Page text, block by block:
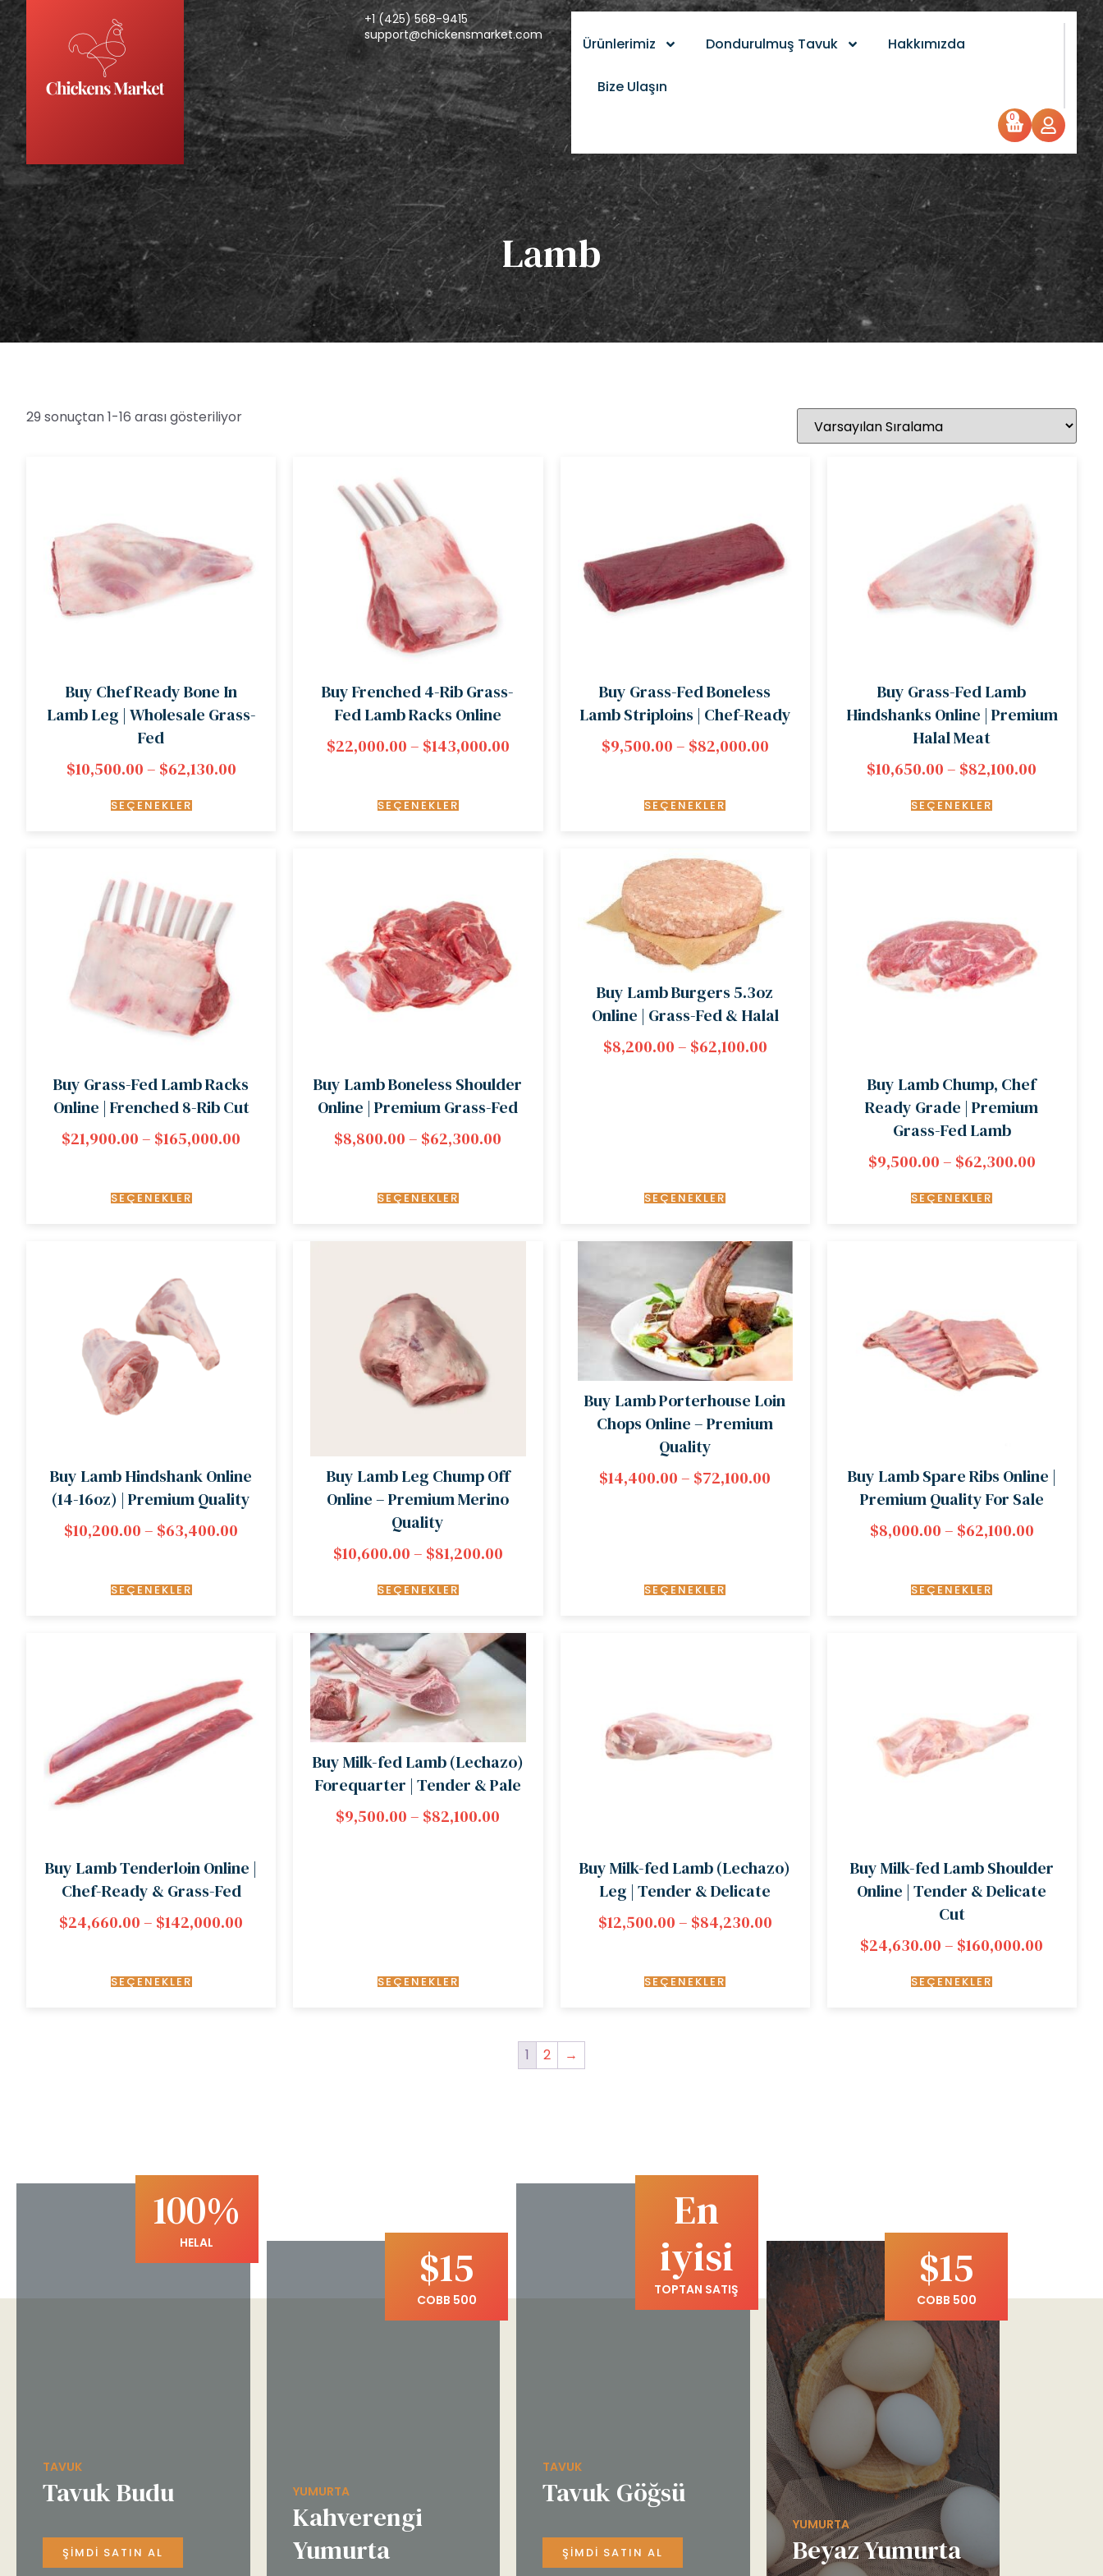
+1 (425) 568-9415
support@chickensmarket.com
Ürünlerimiz Dondurulmuş Tavuk Hakkımızda
Bize Ulaşın
0
Lamb
29 sonuçtan 1-16 arası gösteriliyor
Buy Chef Ready Bone In
Lamb Leg | Wholesale Grass-
Fed
$10,500.00– $62,130.00
SEÇENEKLER
Buy Frenched 4-Rib Grass-
Fed Lamb Racks Online
$22,000.00– $143,000.00
SEÇENEKLER
Buy Grass-Fed Boneless
Lamb Striploins | Chef-Ready
$9,500.00– $82,000.00
SEÇENEKLER
Buy Grass-Fed Lamb
Hindshanks Online | Premium
Halal Meat
$10,650.00– $82,100.00
SEÇENEKLER
Buy Grass-Fed Lamb Racks
Online | Frenched 8-Rib Cut
$21,900.00– $165,000.00
SEÇENEKLER
Buy Lamb Boneless Shoulder
Online | Premium Grass-Fed
$8,800.00– $62,300.00
SEÇENEKLER
Buy Lamb Burgers 5.3oz
Online | Grass-Fed & Halal
$8,200.00– $62,100.00
SEÇENEKLER
Buy Lamb Chump, Chef
Ready Grade | Premium
Grass-Fed Lamb
$9,500.00– $62,300.00
SEÇENEKLER
Buy Lamb Hindshank Online
(14-16oz) | Premium Quality
$10,200.00– $63,400.00
SEÇENEKLER
Buy Lamb Leg Chump Off
Online – Premium Merino
Quality
$10,600.00– $81,200.00
SEÇENEKLER
Buy Lamb Porterhouse Loin
Chops Online – Premium
Quality
$14,400.00– $72,100.00
SEÇENEKLER
Buy Lamb Spare Ribs Online |
Premium Quality For Sale
$8,000.00– $62,100.00
SEÇENEKLER
Buy Lamb Tenderloin Online |
Chef-Ready & Grass-Fed
$24,660.00– $142,000.00
SEÇENEKLER
Buy Milk-fed Lamb (Lechazo)
Forequarter | Tender & Pale
$9,500.00– $82,100.00
SEÇENEKLER
Buy Milk-fed Lamb (Lechazo)
Leg | Tender & Delicate
$12,500.00– $84,230.00
SEÇENEKLER
Buy Milk-fed Lamb Shoulder
Online | Tender & Delicate
Cut
$24,630.00– $160,000.00
SEÇENEKLER
1 2 →
TAVUK
Tavuk Budu
ŞIMDI SATIN AL
100%
HELAL
YUMURTA
Kahverengi
Yumurta
$15
COBB 500
TAVUK
Tavuk Göğsü
ŞIMDI SATIN AL
En
iyisi
TOPTAN SATIŞ
YUMURTA
Beyaz Yumurta
$15
COBB 500